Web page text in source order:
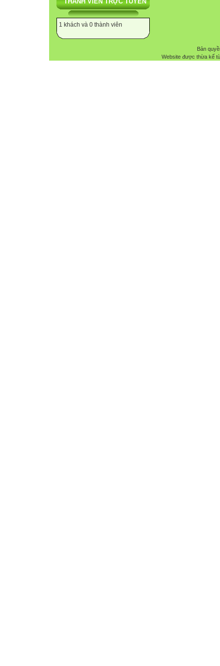
1 khách và 0 thành viên
Bản
Website được thừa kế